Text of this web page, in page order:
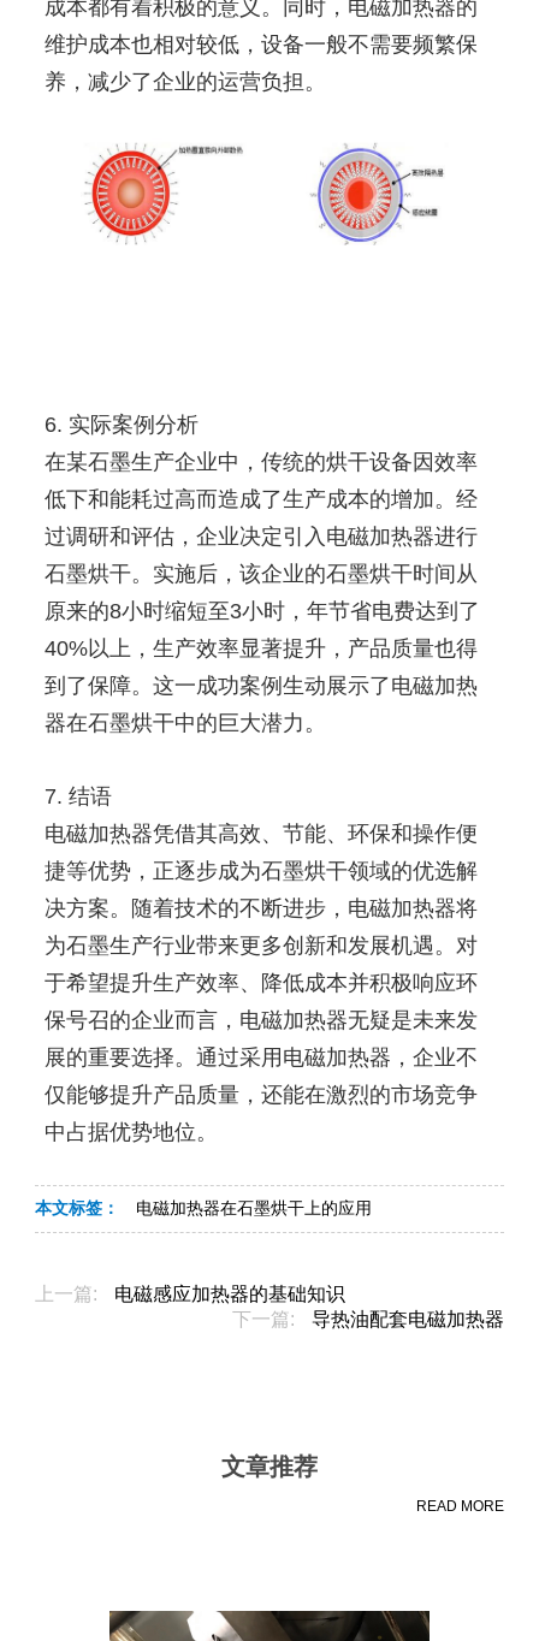
成本都有着积极的意义。同时，电磁加热器的
维护成本也相对较低，设备一般不需要频繁保
养，减少了企业的运营负担。
6. 实际案例分析
在某石墨生产企业中，传统的烘干设备因效率
低下和能耗过高而造成了生产成本的增加。经
过调研和评估，企业决定引入电磁加热器进行
石墨烘干。实施后，该企业的石墨烘干时间从
原来的8小时缩短至3小时，年节省电费达到了
40%以上，生产效率显著提升，产品质量也得
到了保障。这一成功案例生动展示了电磁加热
器在石墨烘干中的巨大潜力。
7. 结语
电磁加热器凭借其高效、节能、环保和操作便
捷等优势，正逐步成为石墨烘干领域的优选解
决方案。随着技术的不断进步，电磁加热器将
为石墨生产行业带来更多创新和发展机遇。对
于希望提升生产效率、降低成本并积极响应环
保号召的企业而言，电磁加热器无疑是未来发
展的重要选择。通过采用电磁加热器，企业不
仅能够提升产品质量，还能在激烈的市场竞争
中占据优势地位。
本文标签： 电磁加热器在石墨烘干上的应用
上一篇:
电磁感应加热器的基础知识
下一篇:
导热油配套电磁加热器
文章推荐
READ MORE